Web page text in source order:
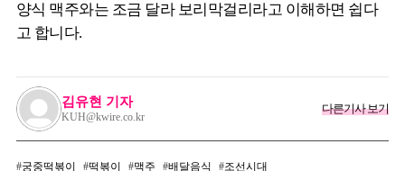
양식 맥주와는 조금 달라 보리막걸리라고 이해하면 쉽다
고 합니다.
김유현 기자
KUH@kwire.co.kr
다른기사 보기
궁중떡볶이 떡볶이 맥주 배달음식
조선시대